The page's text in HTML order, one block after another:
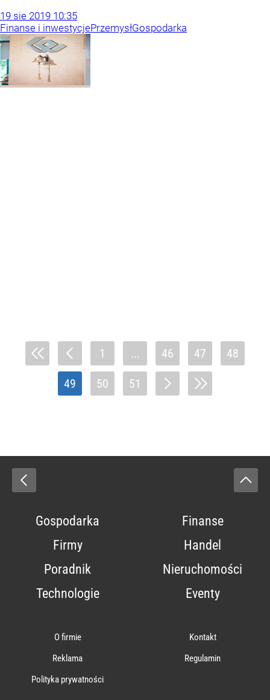
19 sie 2019 10:35
Finanse i inwestycjePrzemysłGospodarka
1 ... 46 47 48
49 50 51
Gospodarka
Finanse
Firmy
Handel
Poradnik
Nieruchomości
Technologie
Eventy
O firmie
Kontakt
Reklama
Regulamin
Polityka prywatności